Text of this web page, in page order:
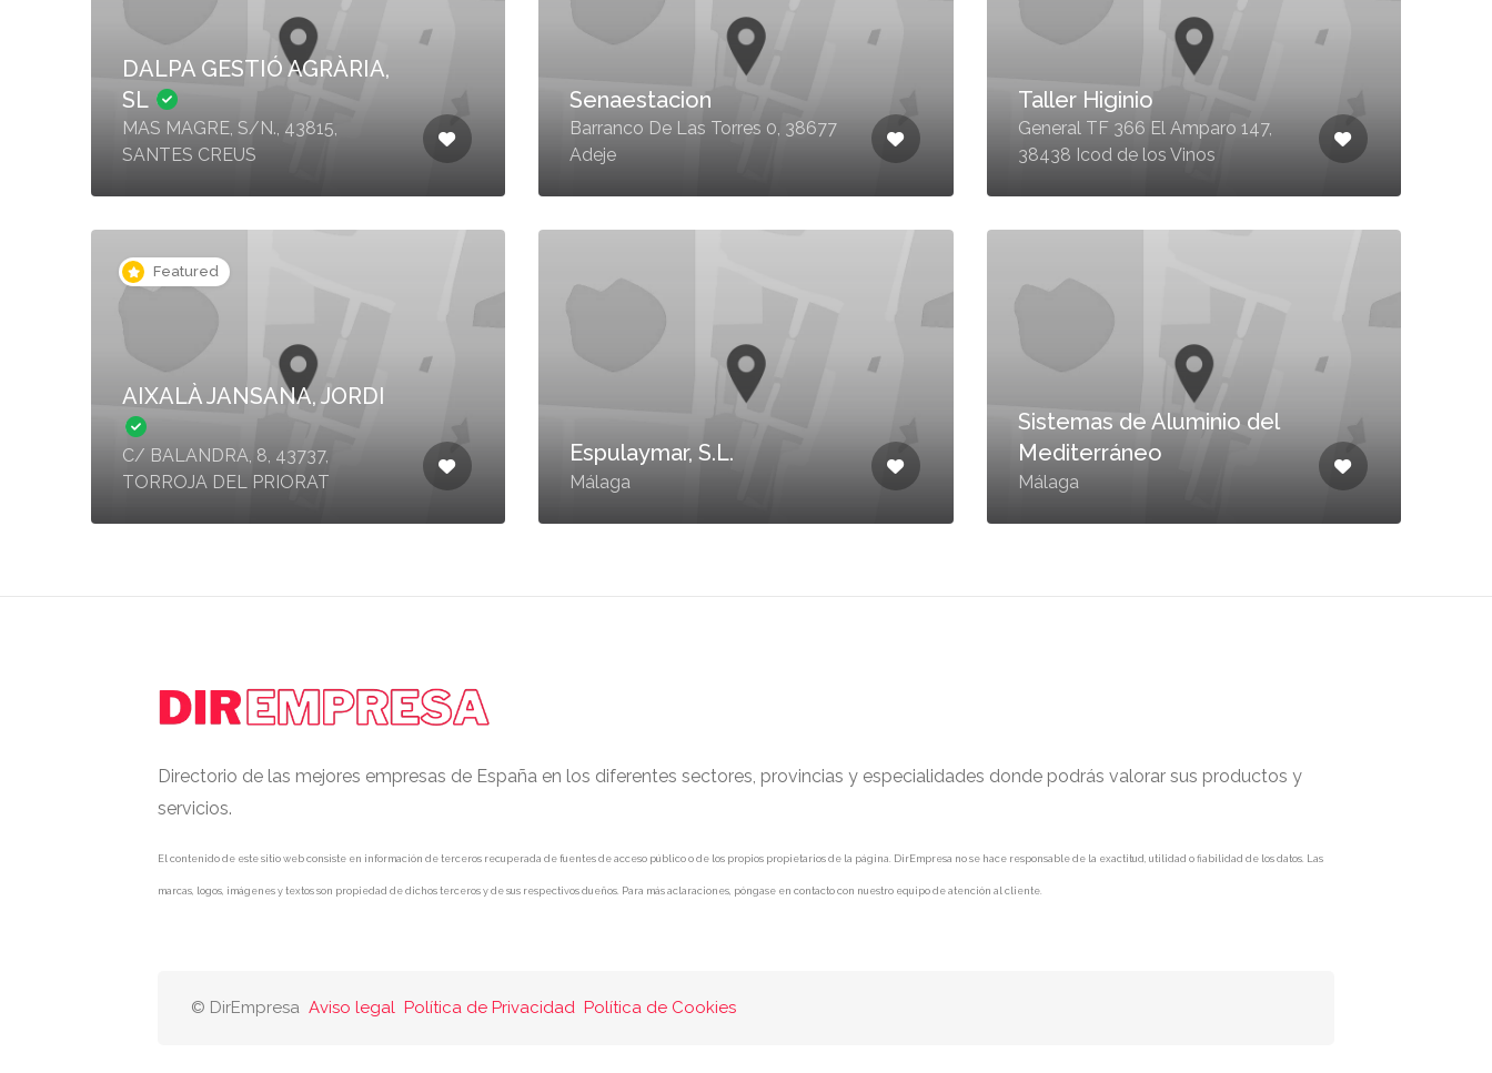
DALPA GESTIÓ AGRÀRIA,
SL
MAS MAGRE, S/N., 43815,
SANTES CREUS
Senaestacion
Barranco De Las Torres 0, 38677
Adeje
Taller Higinio
General TF 366 El Amparo 147,
38438 Icod de los Vinos
Featured
AIXALÀ JANSANA, JORDI
C/ BALANDRA, 8, 43737,
TORROJA DEL PRIORAT
Espulaymar, S.L.
Málaga
Sistemas de Aluminio del
Mediterráneo
Málaga
Directorio de las mejores empresas de España en los diferentes sectores, provincias y especialidades donde podrás valorar sus productos y
servicios.
El contenido de este sitio web consiste en información de terceros recuperada de fuentes de acceso público o de los propios propietarios de la página. DirEmpresa no se hace responsable de la exactitud, utilidad o fiabilidad de los datos. Las
marcas, logos, imágenes y textos son propiedad de dichos terceros y de sus respectivos dueños. Para más aclaraciones, póngase en contacto con nuestro equipo de atención al cliente.
© DirEmpresa Aviso legal Política de Privacidad Política de Cookies